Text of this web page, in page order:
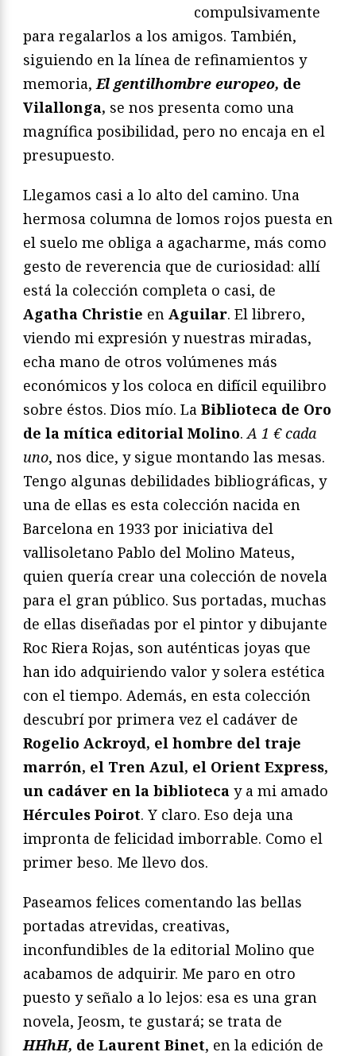
compulsivamente
para regalarlos a los amigos. También,
siguiendo en la línea de refinamientos y
memoria,El gentilhombre europeo, de
Vilallonga, se nos presenta como una
magnífica posibilidad, pero no encaja en el
presupuesto.
Llegamos casi a lo alto del camino. Una
hermosa columna de lomos rojos puesta en
el suelo me obliga a agacharme, más como
gesto de reverencia que de curiosidad: allí
está la colección completa o casi, de
Agatha Christie en Aguilar. El librero,
viendo mi expresión y nuestras miradas,
echa mano de otros volúmenes más
económicos y los coloca en difícil equilibro
sobre éstos. Dios mío. La Biblioteca de Oro
de la mítica editorial Molino.A 1 € cada
uno, nos dice, y sigue montando las mesas.
Tengo algunas debilidades bibliográficas, y
una de ellas es esta colección nacida en
Barcelona en 1933 por iniciativa del
vallisoletano Pablo del Molino Mateus,
quien quería crear una colección de novela
para el gran público. Sus portadas, muchas
de ellas diseñadas por el pintor y dibujante
Roc Riera Rojas, son auténticas joyas que
han ido adquiriendo valor y solera estética
con el tiempo. Además, en esta colección
descubrí por primera vez el cadáver de
Rogelio Ackroyd, el hombre del traje
marrón, el Tren Azul, el Orient Express,
un cadáver en la biblioteca y a mi amado
Hércules Poirot. Y claro. Eso deja una
impronta de felicidad imborrable. Como el
primer beso. Me llevo dos.
Paseamos felices comentando las bellas
portadas atrevidas, creativas,
inconfundibles de la editorial Molino que
acabamos de adquirir. Me paro en otro
puesto y señalo a lo lejos: esa es una gran
novela, Jeosm, te gustará; se trata de
HHhH, de Laurent Binet, en la edición de